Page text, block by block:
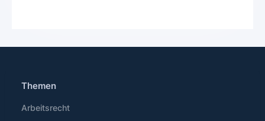
Themen
Arbeitsrecht